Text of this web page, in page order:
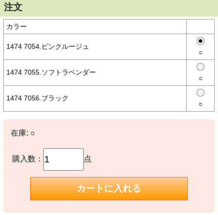
程よい厚みのニューエラ定番の8ozコットン生地はベーシックなブラ
ックの他、春夏の装いに馴染むやわらかなトーンのカラーも展開。
フロント部分に芯がなく柔らかな被り心地が特徴的。 リアのクロス
ストラップでサイズ調整も可能。
※ユースサイズ/目安：6～15歳、身長130～160cm
New Era®は米国で1920年に設立された100年を超える歴史を持つス
ポーツ・ライフスタイルブランドです。
MLB（メジャーリーグベースボール）唯一の公式選手用キャップサ
プライヤーであり、そのルーツはスポーツにありますが、数多くのブ
ランド、アーティストとのコラボレーションや、新しいスタイル、カ
テゴリーの商品を生み続けることで、ファッション・カルチャーの領
域でも高い支持を受けています。
代表的なモデルの59FIFTY®をはじめ、多彩なシルエットのヘッドウ
ェアから、アパレル、バッグ、アクセサリーまで多彩なラインナップ
【素材】
〇本体：コットン
【生産国】
注文
カラー
1474 7054.ピンクルージュ
○
1474 7055.ソフトラベンダー
○
1474 7056.ブラック
○
在庫: ○
購入数： 点